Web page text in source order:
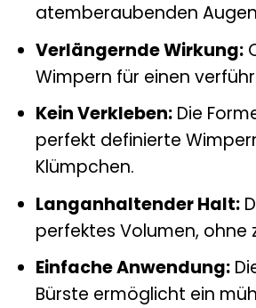
atemberaubenden
Verlängernde Wirkung:
Wimpern für einen
Kein Verkleben:Die
perfekt definierte
Klümpchen.
Langanhaltender Halt:
perfektes Volumen, ohne
Einfache Anwendung:
Bürste ermöglicht ein